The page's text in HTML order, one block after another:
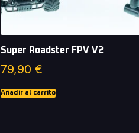
Super Roadster FPV V2
79,90 €
Añadir al carrito